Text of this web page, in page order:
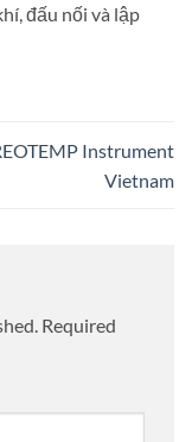
đấu nối và lập
Instrument
Vietnam
Required